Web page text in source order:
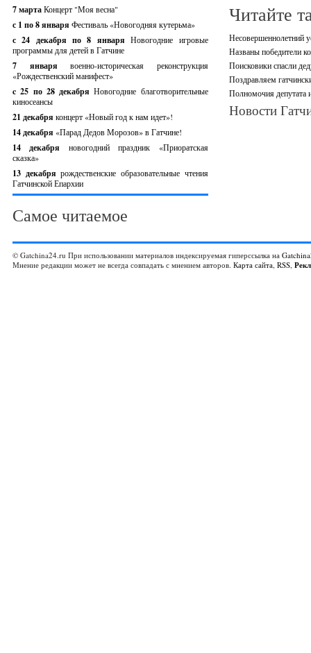
7 мартаКонцерт "Моя весна"
с 1 по 8 января Фестиваль «Новогодняя кутерьма»
с 24 декабря по 8 январяНовогодние игровые
программы для детей в Гатчине
7 январявоенно-историческая реконструкция
«Рождественский манифест»
c 25 по 28 декабряНовогодние благотворительные
киносеансы
21 декабря концерт «Новый год к нам идет»!
14 декабря «Парад Дедов Морозов» в Гатчине!
14 декабря новогодний праздник «Приоратская
сказка»
13 декабрярождественские образовательные чтения
Гатчинской Епархии
Самое читаемое
Читайте
Несовершеннолетний
Названы победители
Поисковики спасли
Поздравляем
Полномочия депутата
Новости
© Gatchina24.ru При использовании материалов индексируемая гиперссылка на
Мнение редакции может не всегда совпадать с мнением авторов. Карта сайта, RSS,